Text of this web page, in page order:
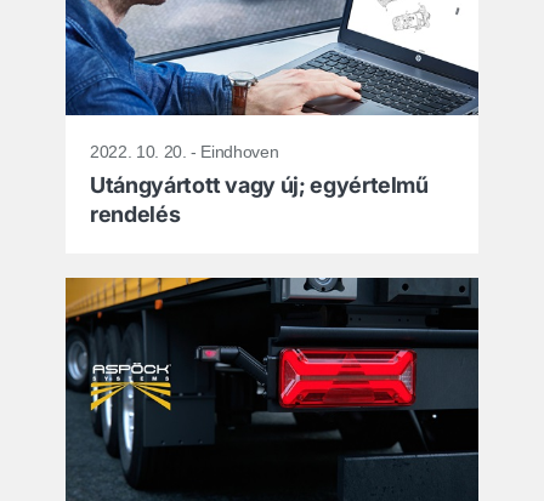
2022. 10. 20. - Eindhoven
Utángyártott vagy új; egyértelmű
rendelés